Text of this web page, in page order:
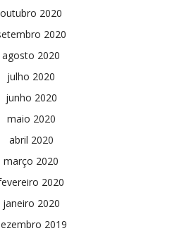
outubro 2020
2020
agosto 2020
julho 2020
junho 2020
maio 2020
abril 2020
março 2020
2020
janeiro 2020
2019